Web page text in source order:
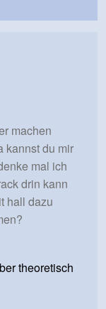
machen
kannst du mir
mal ich
drin kann
hall dazu
theoretisch